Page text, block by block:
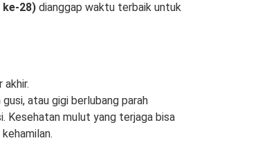
28)dianggap waktu terbaik untuk
atau gigi berlubang parah
Kesehatan mulut yang terjaga bisa